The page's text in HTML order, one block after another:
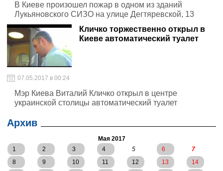
В Киеве произошел пожар в одном из зданий
Лукьяновского СИЗО на улице Дегтяревской, 13
Кличко торжественно открыл в
Киеве автоматический туалет
07.05.2017 в 00:24
Мэр Киева Виталий Кличко открыл в центре
украинской столицы автоматический туалет
Архив
Мая 2017
1
2 3 4 5 6
7
8
9 10 11 12 13
14